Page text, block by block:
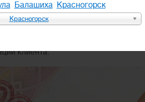
Балашиха Красногорск
Красногорск
600 рублей. Таким образом,
лица. При этом
клиента.